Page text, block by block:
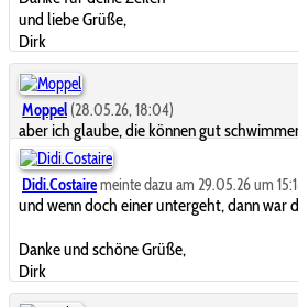
und liebe Grüße,
Dirk
Moppel (28.05.26, 18:04)
aber ich glaube, die können gut
Didi.Costairemeinte dazu am 29.05.26 um
und wenn doch einer untergeht, dann war
Danke und schöne Grüße,
Dirk